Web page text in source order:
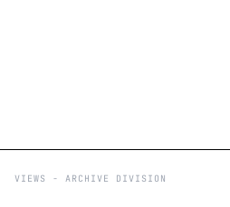
VIEWS - ARCHIVE DIVISION